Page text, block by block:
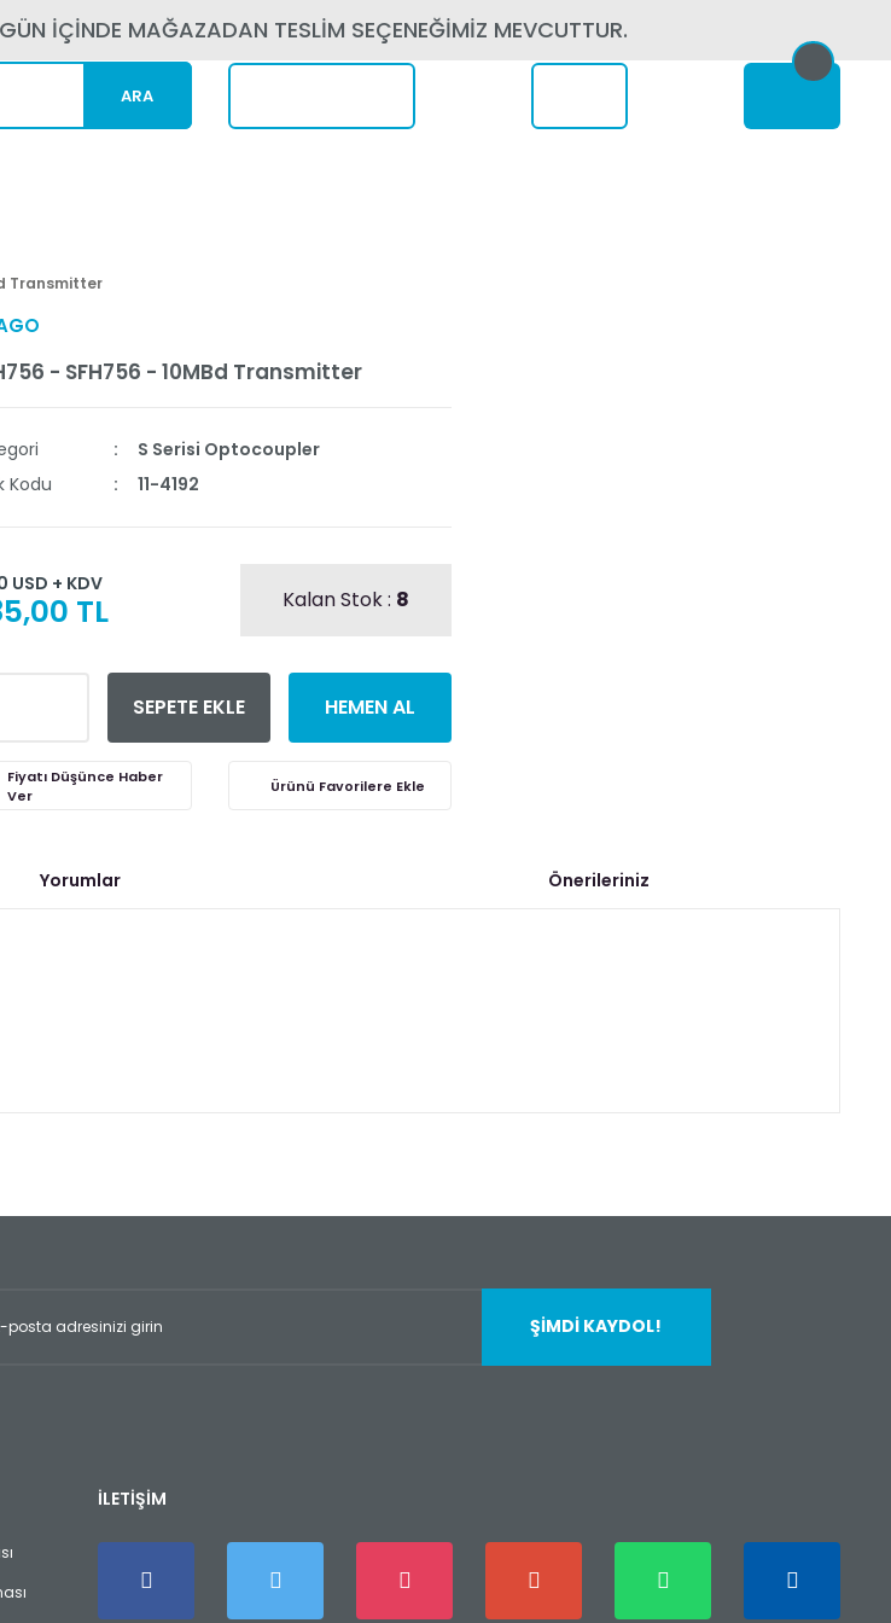
İÇİNDE MAĞAZADAN TESLİM SEÇENEĞİMİZ MEVCUTTUR.
ARA
Transmitter
- SFH756 - 10MBd Transmitter
S Serisi Optocoupler
Kodu
11-4192
USD + KDV
TL Kalan Stok : 8
SEPETE EKLE HEMEN AL
Fiyatı Düşünce Haber
Ver
Yorumlar Önerileriniz
Yorum Yaz
ŞİMDİ KAYDOL!
İLETİŞİM